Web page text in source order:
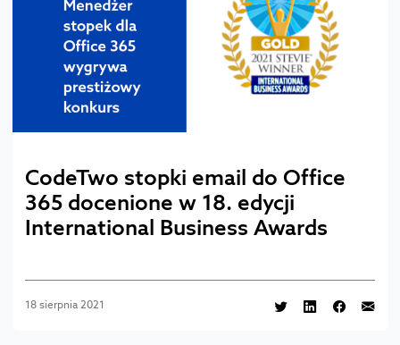
CodeTwo stopki email do Office
365 docenione w 18. edycji
International Business Awards
18 sierpnia 2021